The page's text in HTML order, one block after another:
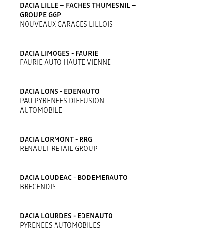
DACIA LILLE – FACHES THUMESNIL –
GROUPE GGP
NOUVEAUX GARAGES LILLOIS
DACIA LIMOGES - FAURIE
FAURIE AUTO HAUTE VIENNE
DACIA LONS - EDENAUTO
PAU PYRENEES DIFFUSION
AUTOMOBILE
DACIA LORMONT - RRG
RENAULT RETAIL GROUP
DACIA LOUDEAC - BODEMERAUTO
BRECENDIS
DACIA LOURDES - EDENAUTO
PYRENEES AUTOMOBILES